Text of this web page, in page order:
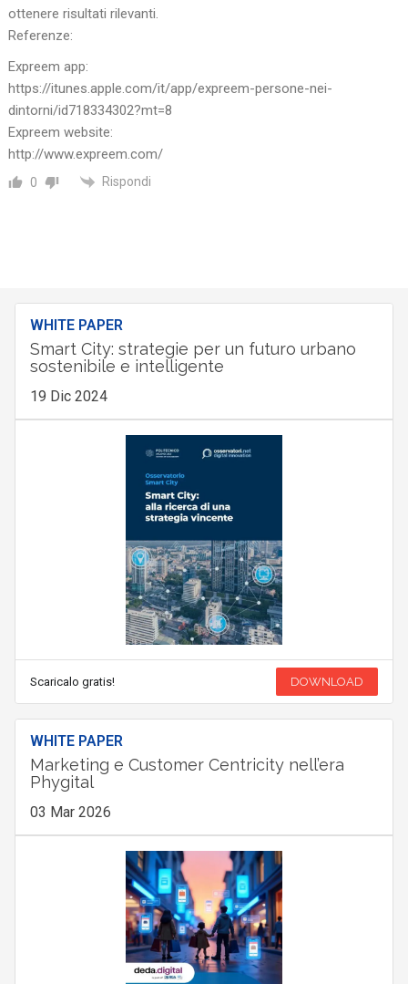
ottenere risultati rilevanti.
Referenze:
Expreem app:
https://itunes.apple.com/it/app/expreem-persone-nei-
dintorni/id718334302?mt=8
Expreem website:
http://www.expreem.com/
0 Rispondi
WHITE PAPER
Smart City: strategie per un futuro urbano
sostenibile e intelligente
19 Dic 2024
Scaricalo gratis! DOWNLOAD
WHITE PAPER
Marketing e Customer Centricity nell’era
Phygital
03 Mar 2026